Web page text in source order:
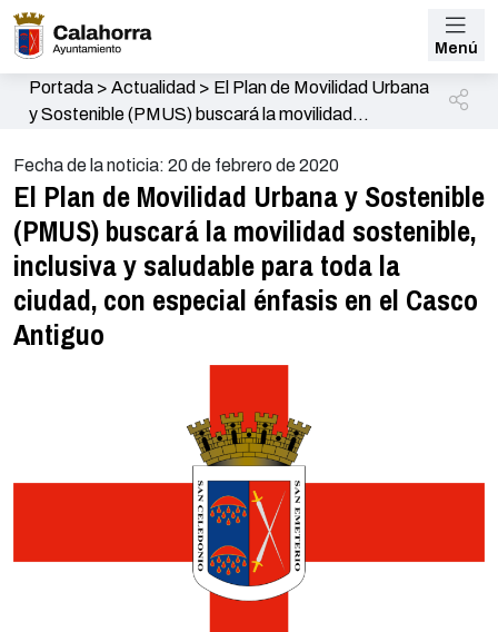
Menú
Portada> Actualidad > El Plan de Movilidad Urbana
y Sostenible (PMUS) buscará la movilidad
con especial énfasis en el Casco Antiguo
Fecha de la noticia: 20 de febrero de 2020
El Plan de Movilidad Urbana y Sostenible
(PMUS) buscará la movilidad sostenible,
inclusiva y saludable para toda la
ciudad, con especial énfasis en el Casco
Antiguo